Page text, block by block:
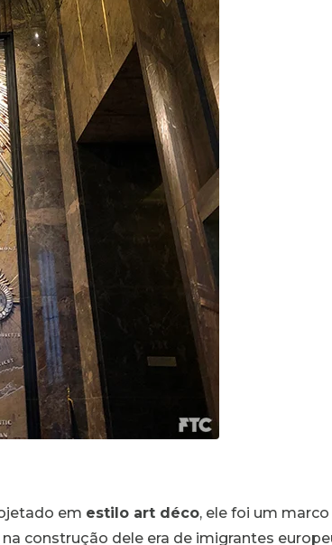
em estilo art déco, ele foi um
construção dele era de imigrantes